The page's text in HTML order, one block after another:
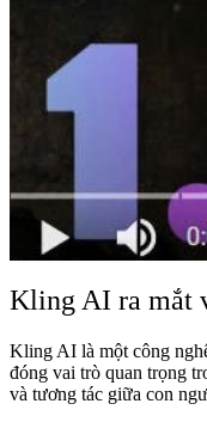
Kling AI ra mắt
Kling AI là một công
đóng vai trò quan trọng
và tương tác giữa con